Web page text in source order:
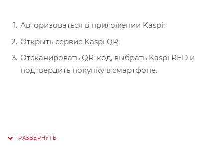
Авторизоваться в приложении Kaspi;
Открыть сервис Kaspi QR;
Отсканировать QR-код, выбрать Kaspi RED и
подтвердить покупку в смартфоне.